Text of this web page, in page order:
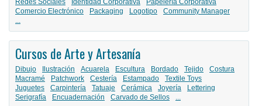
Redes Sociales
Identidad Corporativa
Papelería Corporativa
Comercio Electrónico
Packaging Logotipo
Community Manager
...
Cursos de Arte y Artesanía
Dibujo Ilustración Acuarela Escultura Bordado Tejido
Costura
Macramé
Patchwork Cestería Estampado
Textile Toys
Juguetes
Carpintería Tatuaje Cerámica Joyería
Lettering
Serigrafía
Encuadernación Carvado de Sellos ...